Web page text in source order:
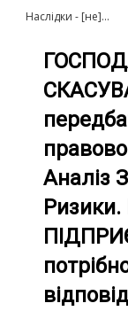
Наслідки - [не]...
Аналіз